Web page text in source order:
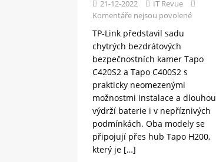
21-12-2022
IT Revue
Komentáře nejsou povolené
TP-Link představil sadu
chytrých bezdrátových
bezpečnostních kamer Tapo
C420S2 a Tapo C400S2 s
prakticky neomezenými
možnostmi instalace a dlouhou
výdrží baterie i v nepříznivých
podmínkách. Oba modely se
připojují přes hub Tapo H200,
který je […]